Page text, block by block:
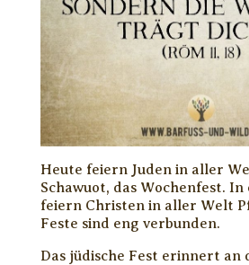
Heute feiern Juden in aller
Schawuot, das Wochenfest. In
feiern Christen in aller Welt
Feste sind eng verbunden.
Das jüdische Fest erinnert an